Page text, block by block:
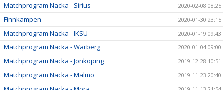
Matchprogram Nacka - Sirius 2020-02-08 08:25
Finnkampen 2020-01-30 23:15
Matchprogram Nacka - IKSU 2020-01-19 09:43
Matchprogram Nacka - Warberg 2020-01-04 09:00
Matchprogram Nacka - Jönköping 2019-12-28 10:51
Matchprogram Nacka - Malmö 2019-11-23 20:40